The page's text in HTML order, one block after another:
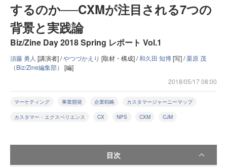
するのか──CXMが注目される7つの
背景と実践論
Biz/Zine Day 2018 Spring レポート Vol.1
須藤 勇人 [講演者] /やつづかえり [取材・構成] /和久田 知博[写] /栗原 茂
（Biz/Zine編集部） [編]
2018/05/17 08:00
マーケティング 事業開発 企業戦略 カスタマージャーニーマップ
カスタマー・エクスペリエンス CX NPS CXM CJM
目次